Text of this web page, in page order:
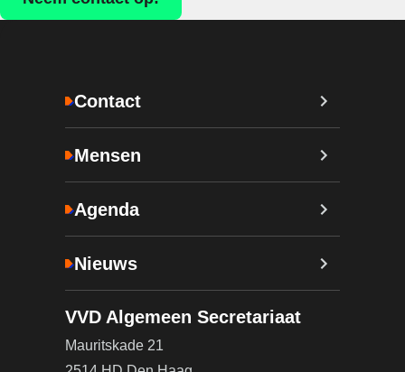
Contact
Mensen
Agenda
Nieuws
VVD Algemeen Secretariaat
Mauritskade 21